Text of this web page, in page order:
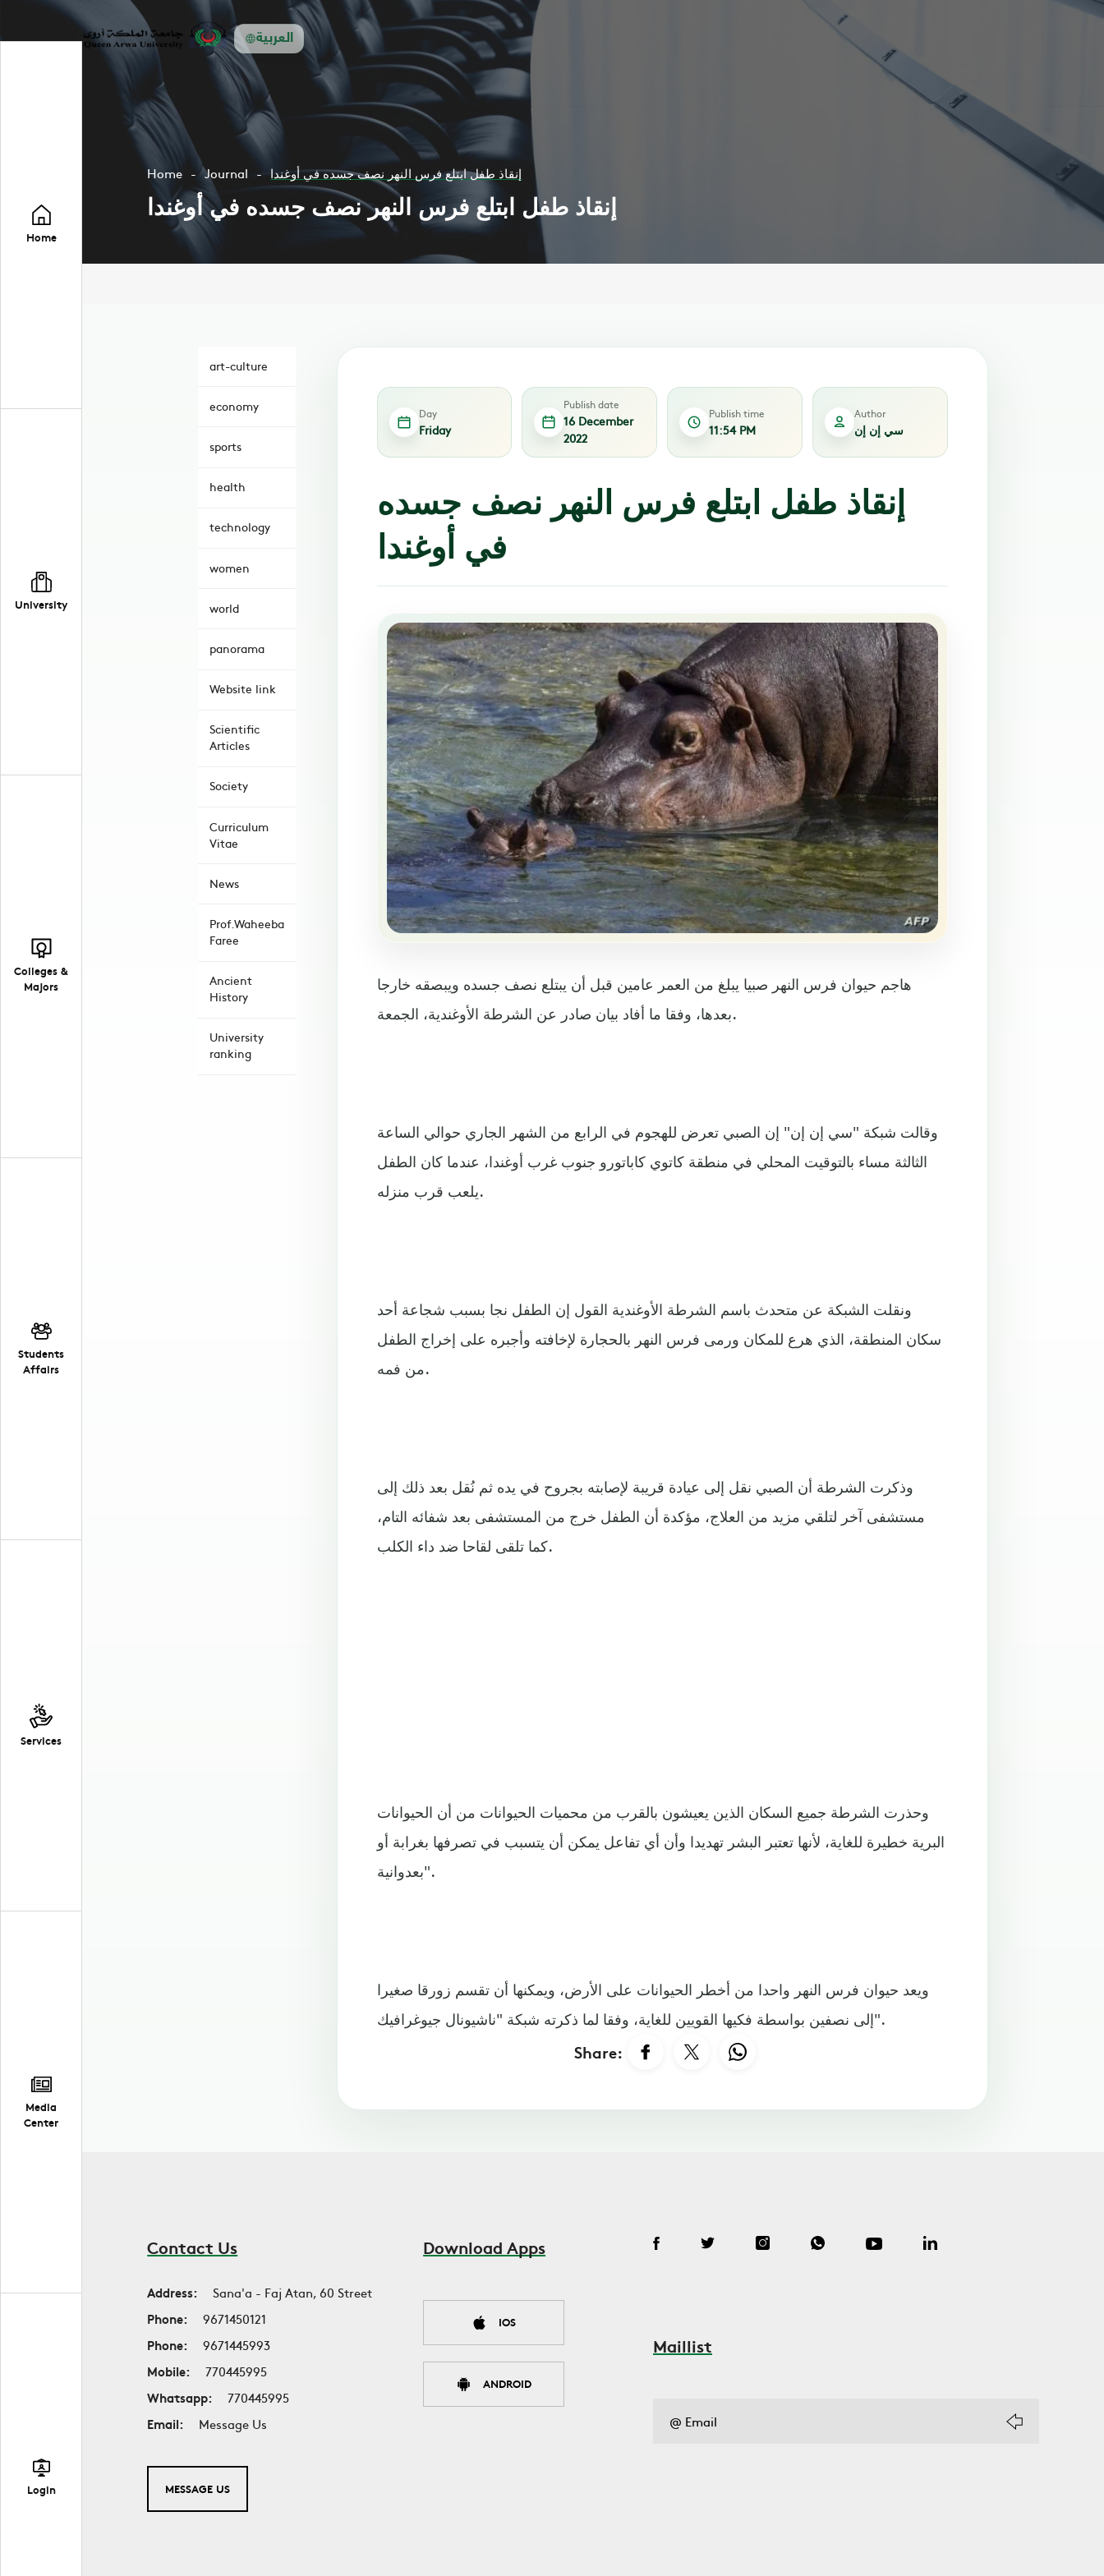
العربية
Home
University
Colleges &
Majors
Students
Affairs
Services
Media
Center
Login
Home Journal إنقاذ طفل ابتلع فرس النهر نصف جسده في أوغندا
إنقاذ طفل ابتلع فرس النهر نصف جسده في أوغندا
art-culture
economy
sports
health
technology
women
world
panorama
Website link
Scientific
Articles
Society
Curriculum
Vitae
News
Prof.Waheeba
Faree
Ancient
History
University
ranking
Day
Friday
Publish date
16 December
2022
Publish time
11:54 PM
Author
سي إن إن
إنقاذ طفل ابتلع فرس النهر نصف جسده
في أوغندا
هاجم حيوان فرس النهر صبيا يبلغ من العمر عامين قبل أن يبتلع نصف جسده ويبصقه خارجا
بعدها، وفقا ما أفاد بيان صادر عن الشرطة الأوغندية، الجمعة.
وقالت شبكة "سي إن إن" إن الصبي تعرض للهجوم في الرابع من الشهر الجاري حوالي الساعة
الثالثة مساء بالتوقيت المحلي في منطقة كاتوي كاباتورو جنوب غرب أوغندا، عندما كان الطفل
يلعب قرب منزله.
ونقلت الشبكة عن متحدث باسم الشرطة الأوغندية القول إن الطفل نجا بسبب شجاعة أحد
سكان المنطقة، الذي هرع للمكان ورمى فرس النهر بالحجارة لإخافته وأجبره على إخراج الطفل
من فمه.
وذكرت الشرطة أن الصبي نقل إلى عيادة قريبة لإصابته بجروح في يده ثم نُقل بعد ذلك إلى
مستشفى آخر لتلقي مزيد من العلاج، مؤكدة أن الطفل خرج من المستشفى بعد شفائه التام،
كما تلقى لقاحا ضد داء الكلب.
وحذرت الشرطة جميع السكان الذين يعيشون بالقرب من محميات الحيوانات من أن الحيوانات
البرية خطيرة للغاية، لأنها تعتبر البشر تهديدا وأن أي تفاعل يمكن أن يتسبب في تصرفها بغرابة أو
بعدوانية".
ويعد حيوان فرس النهر واحدا من أخطر الحيوانات على الأرض، ويمكنها أن تقسم زورقا صغيرا
إلى نصفين بواسطة فكيها القويين للغاية، وفقا لما ذكرته شبكة "ناشيونال جيوغرافيك".
Share:
Contact Us
Address:
Sana'a - Faj Atan, 60 Street
Phone:
9671450121
Phone:
9671445993
Mobile:
770445995
Whatsapp:
770445995
Email:
Message Us
MESSAGE US
Download Apps
IOS
ANDROID
Maillist